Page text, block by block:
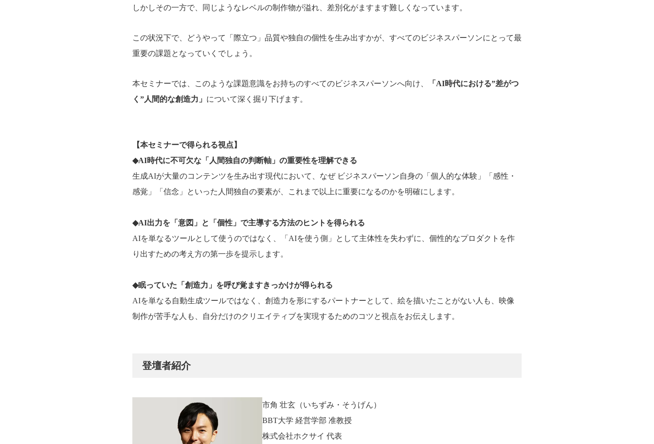
しかしその一方で、同じようなレベルの制作物が溢れ、差別化がますます難しくなっています。
この状況下で、どうやって「際立つ」品質や独自の個性を生み出すかが、すべてのビジネスパーソンにとって最
重要の課題となっていくでしょう。
本セミナーでは、このような課題意識をお持ちのすべてのビジネスパーソンへ向け、
「AI時代における”差がつ
く”人間的な創造力」 について深く掘り下げます。
【本セミナーで得られる視点】
◆AI時代に不可欠な「人間独自の判断軸」の重要性を理解できる
生成AIが大量のコンテンツを生み出す現代において、なぜ ビジネスパーソン自身の「個人的な体験」「感性・
感覚」「信念」といった人間独自の要素が、これまで以上に重要になるのかを明確にします。
◆AI出力を「意図」と「個性」で主導する方法のヒントを得られる
AIを単なるツールとして使うのではなく、「AIを使う側」として主体性を失わずに、個性的なプロダクトを作
り出すための考え方の第一歩を提示します。
◆眠っていた「創造力」を呼び覚ますきっかけが得られる
AIを単なる自動生成ツールではなく、創造力を形にするパートナーとして、絵を描いたことがない人も、映像
制作が苦手な人も、自分だけのクリエイティブを実現するためのコツと視点をお伝えします。
登壇者紹介
市角 壮玄（いちずみ・そうげん）
BBT大学 経営学部 准教授
株式会社ホクサイ 代表